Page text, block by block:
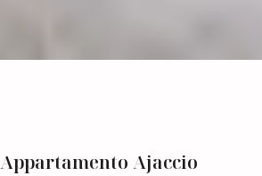
Ajaccio